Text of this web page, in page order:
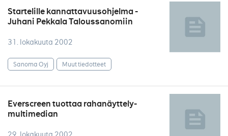
Startelille kannattavuusohjelma -
Juhani Pekkala Taloussanomiin
31. lokakuuta 2002
Sanoma Oyj Muut tiedotteet
Everscreen tuottaa rahanäyttely-
multimedian